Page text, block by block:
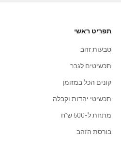
תפריט ראשי
טבעות זהב
תכשיטים לגבר
קונים הכל במזומן
תכשיטי יהדות וקבלה
מתחת ל-500 ש"ח
בורסת הזהב